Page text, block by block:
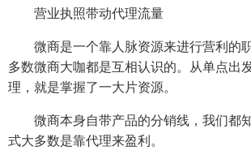
营业执照带动代理流量
微商是一个靠人脉资源来进行营利的
多数微商大咖都是互相认识的。从单点出
理，就是掌握了一大片资源。
微商本身自带产品的分销线，我们都
式大多数是靠代理来盈利。